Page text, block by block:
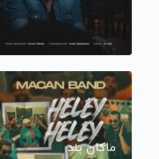
ماکان بند